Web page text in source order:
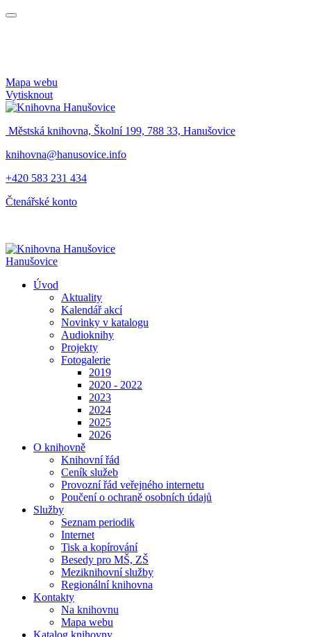
Mapa webu
Vytisknout
Městská knihovna, Školní 199, 788 33, Hanušovice
knihovna@hanusovice.info
+420 583 231 434
Čtenářské konto
Hanušovice
Úvod
Aktuality
Kalendář akcí
Novinky v katalogu
Audioknihy
Projekty
Fotogalerie
2019
2020 - 2022
2023
2024
2025
2026
O knihovně
Knihovní řád
Ceník služeb
Provozní řád veřejného internetu
Poučení o ochraně osobních údajů
Služby
Seznam periodik
Internet
Tisk a kopírování
Besedy pro MŠ, ZŠ
Meziknihovní služby
Regionální knihovna
Kontakty
Na knihovnu
Mapa webu
Katalog knihovny